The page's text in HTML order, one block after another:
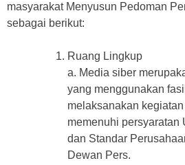
masyarakat Menyusun Pedoman
sebagai berikut:
Ruang Lingkup
a. Media siber
yang menggunakan
melaksanakan
memenuhi persyaratan
dan Standar
Dewan Pers.